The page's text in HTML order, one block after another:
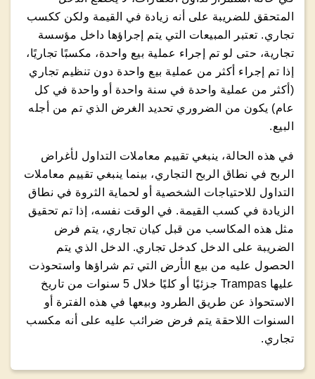
المتحقق للضريبة على أنه زيادة في القيمة ولكن ككسب
تجاري. تعتبر المبيعات التي يتم إجراؤها داخل مؤسسة
تجارية، حتى لو تم إجراء عملية بيع واحدة، مكسبًا تجاريًا،
إذا تم إجراء أكثر من عملية بيع واحدة دون تنظيم تجاري
(أكثر من عملية واحدة في سنة واحدة أو واحدة في كل
عام) يكون من الضروري تحديد الغرض الذي تم من أجله
البيع.
في هذه الحالة، ينبغي تقييم معاملات التداول لأغراض
الربح في نطاق الربح التجاري، بينما ينبغي تقييم معاملات
التداول للاحتياجات الشخصية أو لحماية الثروة في نطاق
الزيادة في كسب القيمة. في الوقت نفسه، إذا تم تحقيق
مثل هذه المكاسب من قبل كيان تجاري، يتم فرض
الضريبة على الدخل كدخل تجاري. الدخل الذي يتم
الحصول عليه من بيع الأرض التي تم شراؤها واستحوذت
عليها Trampas جزئيًا أو كليًا خلال 5 سنوات من تاريخ
الاستحواذ عن طريق الطرود وبيعها في هذه الفترة أو
السنوات اللاحقة يتم فرض ضرائب عليه على أنه مكسب
تجاري.